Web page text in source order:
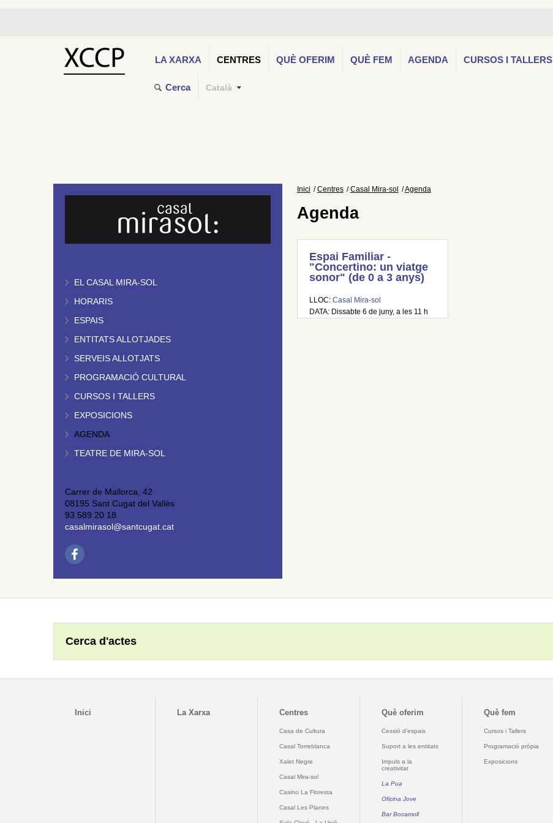
LA XARXA CENTRES QUÈ OFERIM QUÈ FEM AGENDA CURSOS I TALLERS
Cerca Català
EL CASAL MIRA-SOL
HORARIS
ESPAIS
ENTITATS ALLOTJADES
SERVEIS ALLOTJATS
PROGRAMACIÓ CULTURAL
CURSOS I TALLERS
EXPOSICIONS
AGENDA
TEATRE DE MIRA-SOL
Carrer de Mallorca, 42
08195 Sant Cugat del Vallès
93 589 20 18
casalmirasol@santcugat.cat
Inici Centres Casal Mira-sol Agenda
Agenda
Espai Familiar -
"Concertino: un viatge
sonor" (de 0 a 3 anys)
LLOC: Casal Mira-sol
DATA: Dissabte 6 de juny, a les 11 h
Cerca d'actes
Inici La Xarxa Centres
Casa de Cultura
Casal Torreblanca
Xalet Negre
Casal Mira-sol
Casino La Floresta
Casal Les Planes
Què oferim
Cessió d'espais
Suport a les entitats
Impuls a la
creativitat
La Pua
Oficina Jove
Bar Bocamoll
Què fem
Cursos i Tallers
Programació pròpia
Exposicions